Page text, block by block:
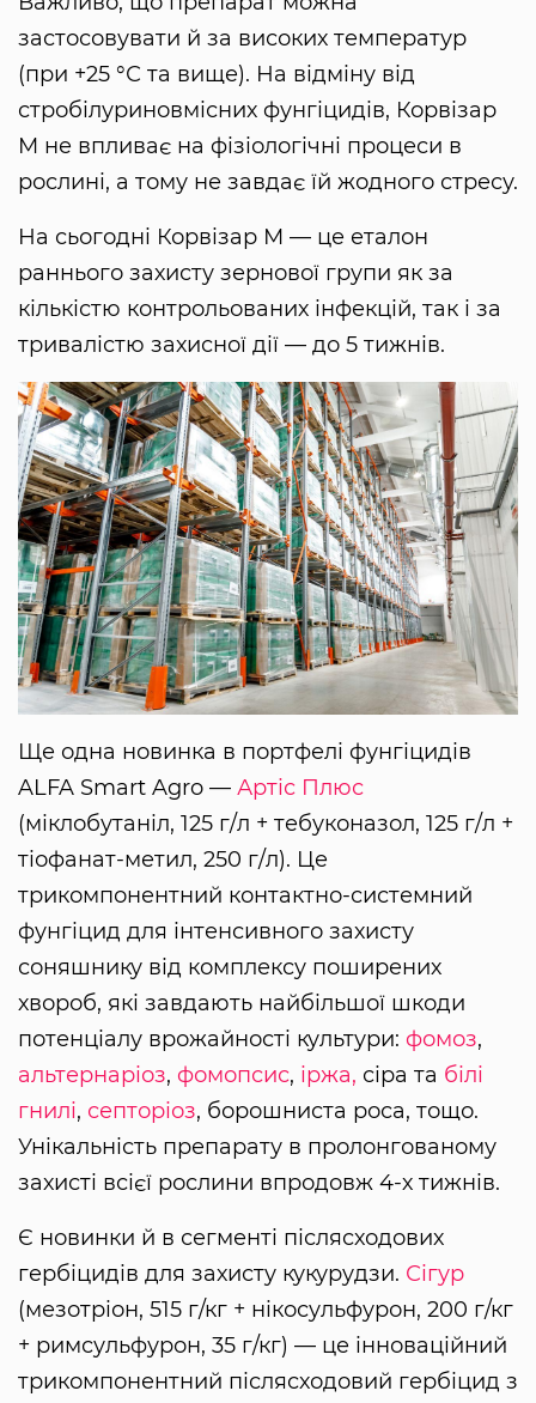
застосовувати й за високих температур
(при +25 °С та вище). На відміну від
стробілуриновмісних фунгіцидів, Корвізар
М не впливає на фізіологічні процеси в
рослині, а тому не завдає їй жодного стресу.
На сьогодні Корвізар М — це еталон
раннього захисту зернової групи як за
кількістю контрольованих інфекцій, так і за
тривалістю захисної дії — до 5 тижнів.
Ще одна новинка в портфелі фунгіцидів
ALFA Smart Agro — Артіс Плюс
(міклобутаніл, 125 г/л + тебуконазол, 125 г/л +
тіофанат-метил, 250 г/л). Це
трикомпонентний контактно-системний
фунгіцид для інтенсивного захисту
соняшнику від комплексу поширених
хвороб, які завдають найбільшої шкоди
потенціалу врожайності культури: фомоз,
альтернаріоз, фомопсис, іржа, сіра та білі
гнилі, септоріоз, борошниста роса, тощо.
Унікальність препарату в пролонгованому
захисті всієї рослини впродовж 4-х тижнів.
Є новинки й в сегменті післясходових
гербіцидів для захисту кукурудзи. Сігур
(мезотріон, 515 г/кг + нікосульфурон, 200 г/кг
+ римсульфурон, 35 г/кг) — це інноваційний
трикомпонентний післясходовий гербіцид з